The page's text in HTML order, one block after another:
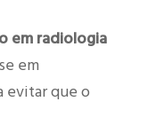
em radiologia
em
evitar que o